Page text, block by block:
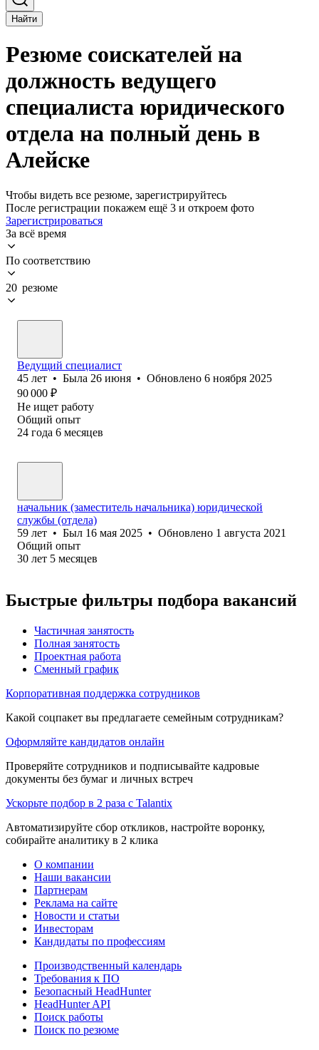
Найти
Резюме соискателей на
должность ведущего
специалиста юридического
отдела на полный день в
Алейске
Чтобы видеть все резюме, зарегистрируйтесь
После регистрации покажем ещё 3 и откроем фото
Зарегистрироваться
За всё время
По соответствию
20 резюме
Ведущий специалист
45 лет • Была 26 июня • Обновлено 6 ноября 2025
90 000 ₽
Не ищет работу
Общий опыт
24 года 6 месяцев
начальник (заместитель начальника) юридической
службы (отдела)
59 лет • Был 16 мая 2025 • Обновлено 1 августа 2021
Общий опыт
30 лет 5 месяцев
Быстрые фильтры подбора вакансий
Частичная занятость
Полная занятость
Проектная работа
Сменный график
Корпоративная поддержка сотрудников
Какой соцпакет вы предлагаете семейным сотрудникам?
Оформляйте кандидатов онлайн
Проверяйте сотрудников и подписывайте кадровые
документы без бумаг и личных встреч
Ускорьте подбор в 2 раза с Talantix
Автоматизируйте сбор откликов, настройте воронку,
собирайте аналитику в 2 клика
О компании
Наши вакансии
Партнерам
Реклама на сайте
Новости и статьи
Инвесторам
Кандидаты по профессиям
Производственный календарь
Требования к ПО
Безопасный HeadHunter
HeadHunter API
Поиск работы
Поиск по резюме